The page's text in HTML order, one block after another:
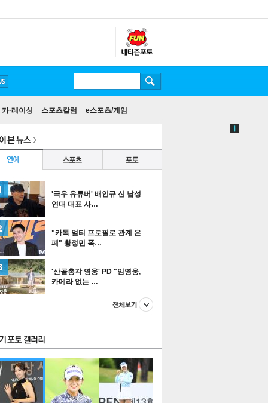
카·레이싱 스포츠칼럼 e스포츠/게임
'극우 유튜버' 배인규 신 남성
연대 대표 사…
"카톡 멀티 프로필로 관계 은
폐" 황정민 폭…
'산골총각 영웅' PD "임영웅,
카메라 없는 …